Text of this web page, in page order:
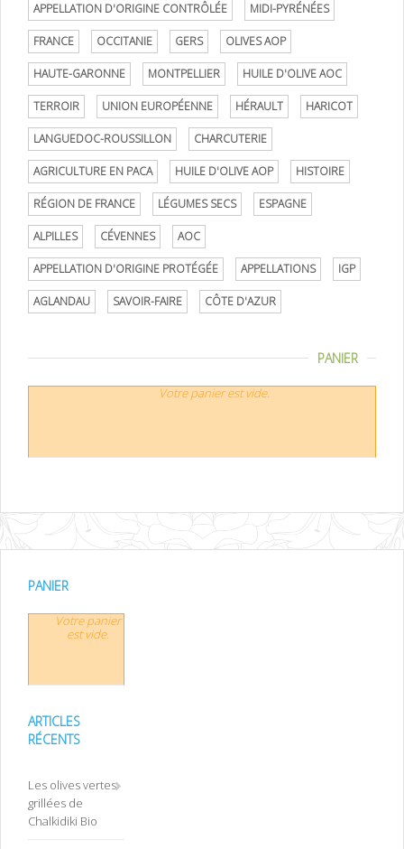
APPELLATION D'ORIGINE CONTRÔLÉE MIDI-PYRÉNÉES
FRANCE OCCITANIE GERS OLIVES AOP
HAUTE-GARONNE MONTPELLIER HUILE D'OLIVE AOC
TERROIR UNION EUROPÉENNE HÉRAULT HARICOT
LANGUEDOC-ROUSSILLON CHARCUTERIE
AGRICULTURE EN PACA HUILE D'OLIVE AOP HISTOIRE
RÉGION DE FRANCE LÉGUMES SECS ESPAGNE
ALPILLES CÉVENNES AOC
APPELLATION D'ORIGINE PROTÉGÉE APPELLATIONS IGP
AGLANDAU SAVOIR-FAIRE CÔTE D'AZUR
PANIER
Votre panier est vide.
PANIER
Votre panier
est vide.
ARTICLES
RÉCENTS
Les olives vertes
grillées de
Chalkidiki Bio